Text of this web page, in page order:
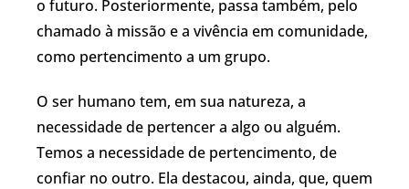
o futuro. Posteriormente, passa também, pelo
chamado à missão e a vivência em comunidade,
como pertencimento a um grupo.
O ser humano tem, em sua natureza, a
necessidade de pertencer a algo ou alguém.
Temos a necessidade de pertencimento, de
confiar no outro. Ela destacou, ainda, que, quem